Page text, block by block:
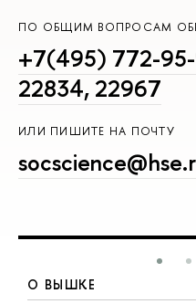
ПО ОБЩИМ ВОПРОСАМ
+7(495) 772-
22834, 22967
ИЛИ ПИШИТЕ НА ПОЧТУ
О ВЫШКЕ